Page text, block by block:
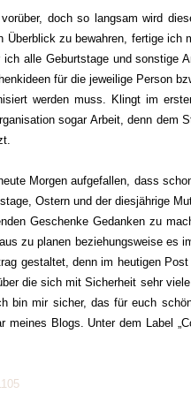
doch so langsam wird
zu bewahren, fertige ich
alle Geburtstage und sonstige
für die jeweilige Person
werden muss. Klingt im
sogar Arbeit, denn dem
Morgen aufgefallen, dass
Ostern und der diesjährige
Geschenke Gedanken zu
zu planen beziehungsweise es
gestaltet, denn im heutigen
die sich mit Sicherheit sehr
bin mir sicher, das für euch
Blogs. Unter dem Label